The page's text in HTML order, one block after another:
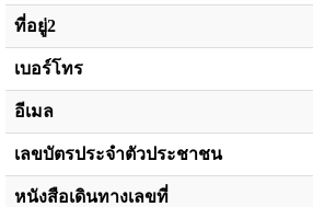
ที่อยู่2
เบอร์โทร
อีเมล
เลขบัตรประจำตัวประชาชน
หนังสือเดินทางเลขที่